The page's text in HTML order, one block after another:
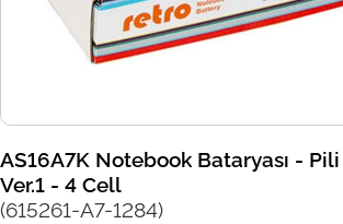
AS16A7K Notebook Bataryası -
Ver.1 - 4 Cell
(615261-A7-1284)